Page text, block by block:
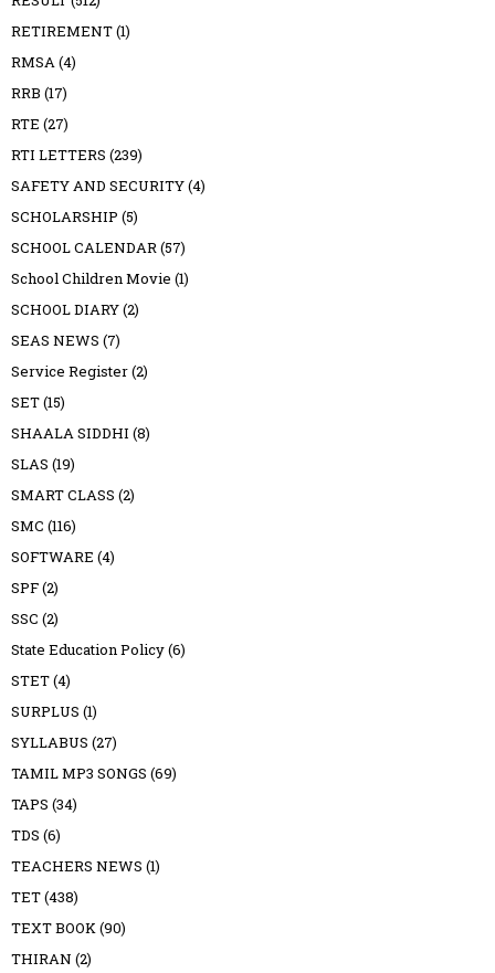
RETIREMENT(1)
RMSA(4)
RRB (17)
RTE (27)
RTI LETTERS (239)
SAFETY AND SECURITY(4)
SCHOLARSHIP (5)
SCHOOL CALENDAR(57)
School Children Movie (1)
SCHOOL DIARY(2)
SEAS NEWS (7)
Service Register(2)
SET(15)
SHAALA SIDDHI (8)
SLAS (19)
SMART CLASS (2)
SMC (116)
SOFTWARE (4)
SPF(2)
SSC (2)
State Education Policy(6)
STET(4)
SURPLUS (1)
SYLLABUS (27)
TAMIL MP3 SONGS (69)
TAPS (34)
TDS (6)
TEACHERS NEWS (1)
TET(438)
TEXT BOOK(90)
THIRAN (2)